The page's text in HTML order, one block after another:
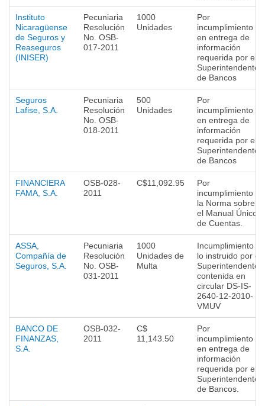
Instituto
Nicaragüense
de Seguros y
Reaseguros
(INISER)
Pecuniaria
Resolución
No. OSB-
017-2011
1000
Unidades
Por
incumplimiento
en entrega de
información
requerida por el
Superintendente
de Bancos
Seguros
Lafise, S.A.
Pecuniaria
Resolución
No. OSB-
018-2011
500
Unidades
Por
incumplimiento
en entrega de
información
requerida por el
Superintendente
de Bancos
FINANCIERA
FAMA, S.A.
OSB-028-
2011
C$11,092.95
Por
incumplimiento a
la Norma sobre
el Manual Único
de Cuentas.
ASSA,
Compañía de
Seguros, S.A.
Pecuniaria
Resolución
No. OSB-
031-2011
1000
Unidades de
Multa
Incumplimiento a
lo instruido por el
Superintendente,
contenida en
circular DS-IS-
2640-12-2010-
VMUV
BANCO DE
FINANZAS,
S.A.
OSB-032-
2011
C$
11,143.50
Por
incumplimiento
en entrega de
información
requerida por el
Superintendente
de Bancos.